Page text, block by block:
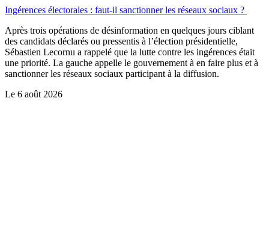
Ingérences électorales : faut-il sanctionner les réseaux sociaux ?
Après trois opérations de désinformation en quelques jours ciblant
des candidats déclarés ou pressentis à l’élection présidentielle,
Sébastien Lecornu a rappelé que la lutte contre les ingérences était
une priorité. La gauche appelle le gouvernement à en faire plus et à
sanctionner les réseaux sociaux participant à la diffusion.
Le 6 août 2026